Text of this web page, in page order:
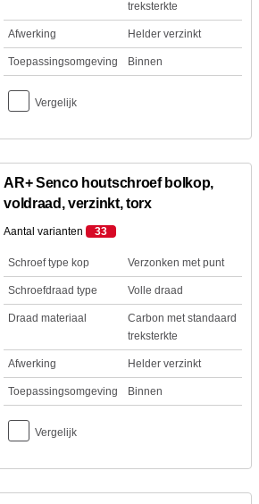
treksterkte
Afwerking Helder verzinkt
Toepassingsomgeving Binnen
Vergelijk
AR+ Senco houtschroef bolkop,
voldraad, verzinkt, torx
Aantal varianten 33
Schroef type kop Verzonken met punt
Schroefdraad type Volle draad
Draad materiaal
Carbon met standaard
treksterkte
Afwerking Helder verzinkt
Toepassingsomgeving Binnen
Vergelijk